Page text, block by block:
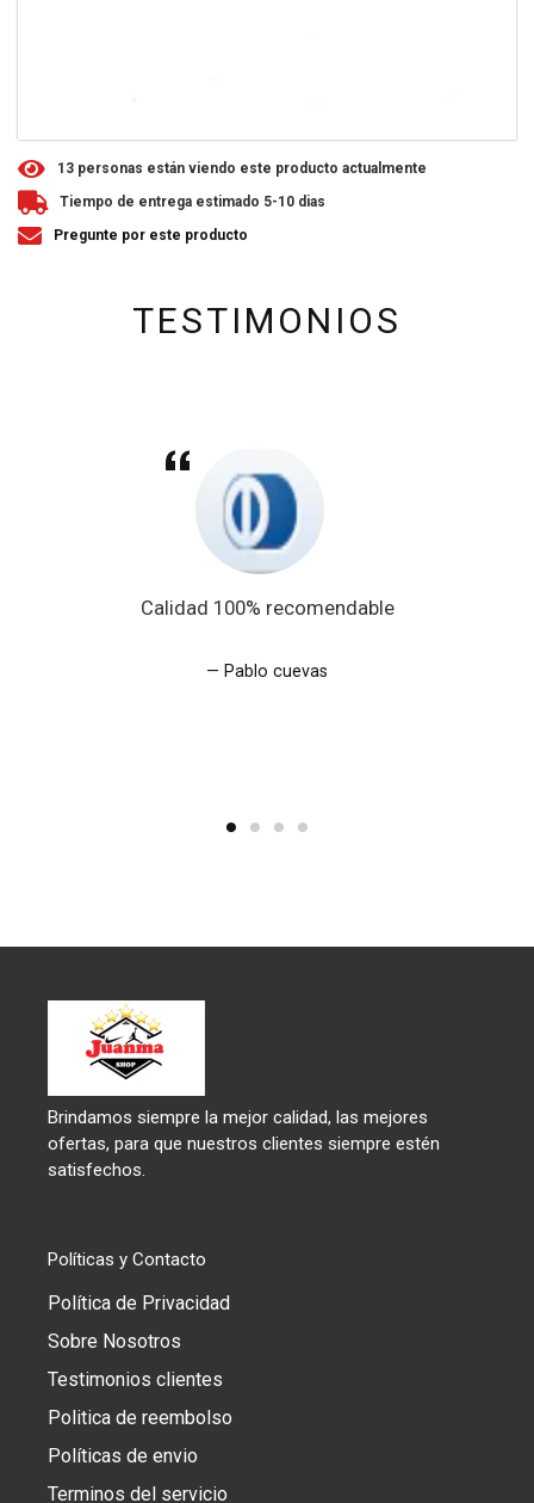
1 3 personas están viendo este producto actualmente
Tiempo de entrega estimado 5-10 dias
Pregunte por este producto
TESTIMONIOS
Calidad 100% recomendable
Pablo cuevas
Brindamos siempre la mejor calidad, las mejores
ofertas, para que nuestros clientes siempre estén
satisfechos.
Políticas y Contacto
Política de Privacidad
Sobre Nosotros
Testimonios clientes
Politica de reembolso
Políticas de envio
Terminos del servicio